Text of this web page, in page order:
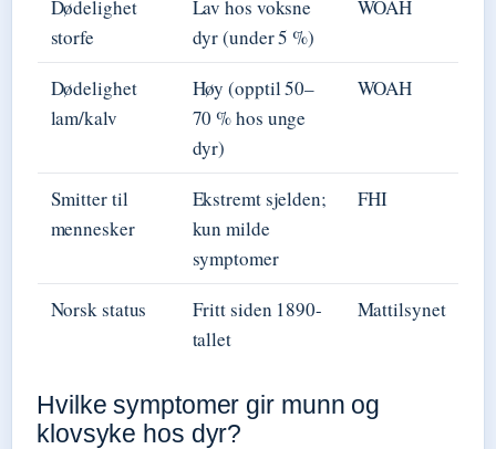
Dødelighet
storfe
Lav hos voksne
dyr (under 5 %)
WOAH
Dødelighet
lam/kalv
Høy (opptil 50–
70 % hos unge
dyr)
WOAH
Smitter til
mennesker
Ekstremt sjelden;
kun milde
symptomer
FHI
Norsk status
Fritt siden 1890-
tallet
Mattilsynet
Hvilke symptomer gir munn og
klovsyke hos dyr?